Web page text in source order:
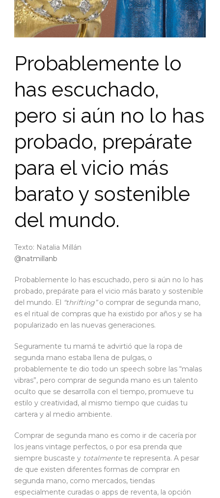
Probablemente lo
has escuchado,
pero si aún no lo has
probado, prepárate
para el vicio más
barato y sostenible
del mundo.
Texto: Natalia Millán
@natmillanb
Probablemente lo has escuchado, pero si aún no lo has
probado, prepárate para el vicio más barato y sostenible
del mundo. El “thrifting”o comprar de segunda mano,
es el ritual de compras que ha existido por años y se ha
popularizado en las nuevas generaciones.
Seguramente tu mamá te advirtió que la ropa de
segunda mano estaba llena de pulgas, o
probablemente te dio todo un speech sobre las “malas
vibras”, pero comprar de segunda mano es un talento
oculto que se desarrolla con el tiempo, promueve tu
estilo y creatividad, al mismo tiempo que cuidas tu
cartera y al medio ambiente.
Comprar de segunda mano es como ir de cacería por
los jeans vintage perfectos, o por esa prenda que
siempre buscaste y totalmentete representa. A pesar
de que existen diferentes formas de comprar en
segunda mano, como mercados, tiendas
especialmente curadas o apps de reventa, la opción